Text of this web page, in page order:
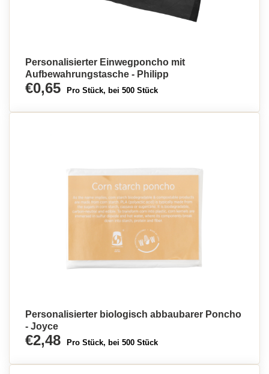
Personalisierter Einwegponcho mit
Aufbewahrungstasche - Philipp
€0,65 Pro Stück, bei 500 Stück
Personalisierter biologisch abbaubarer Poncho
- Joyce
€2,48 Pro Stück, bei 500 Stück